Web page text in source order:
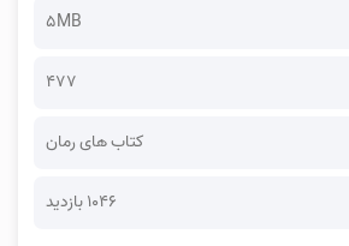
5MB
477
کتاب های رمان
1046 بازدید